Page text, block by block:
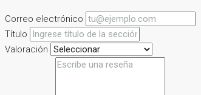
Correo electrónico
Título
Valoración